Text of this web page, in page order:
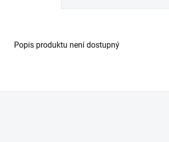
Popis produktu není dostupný